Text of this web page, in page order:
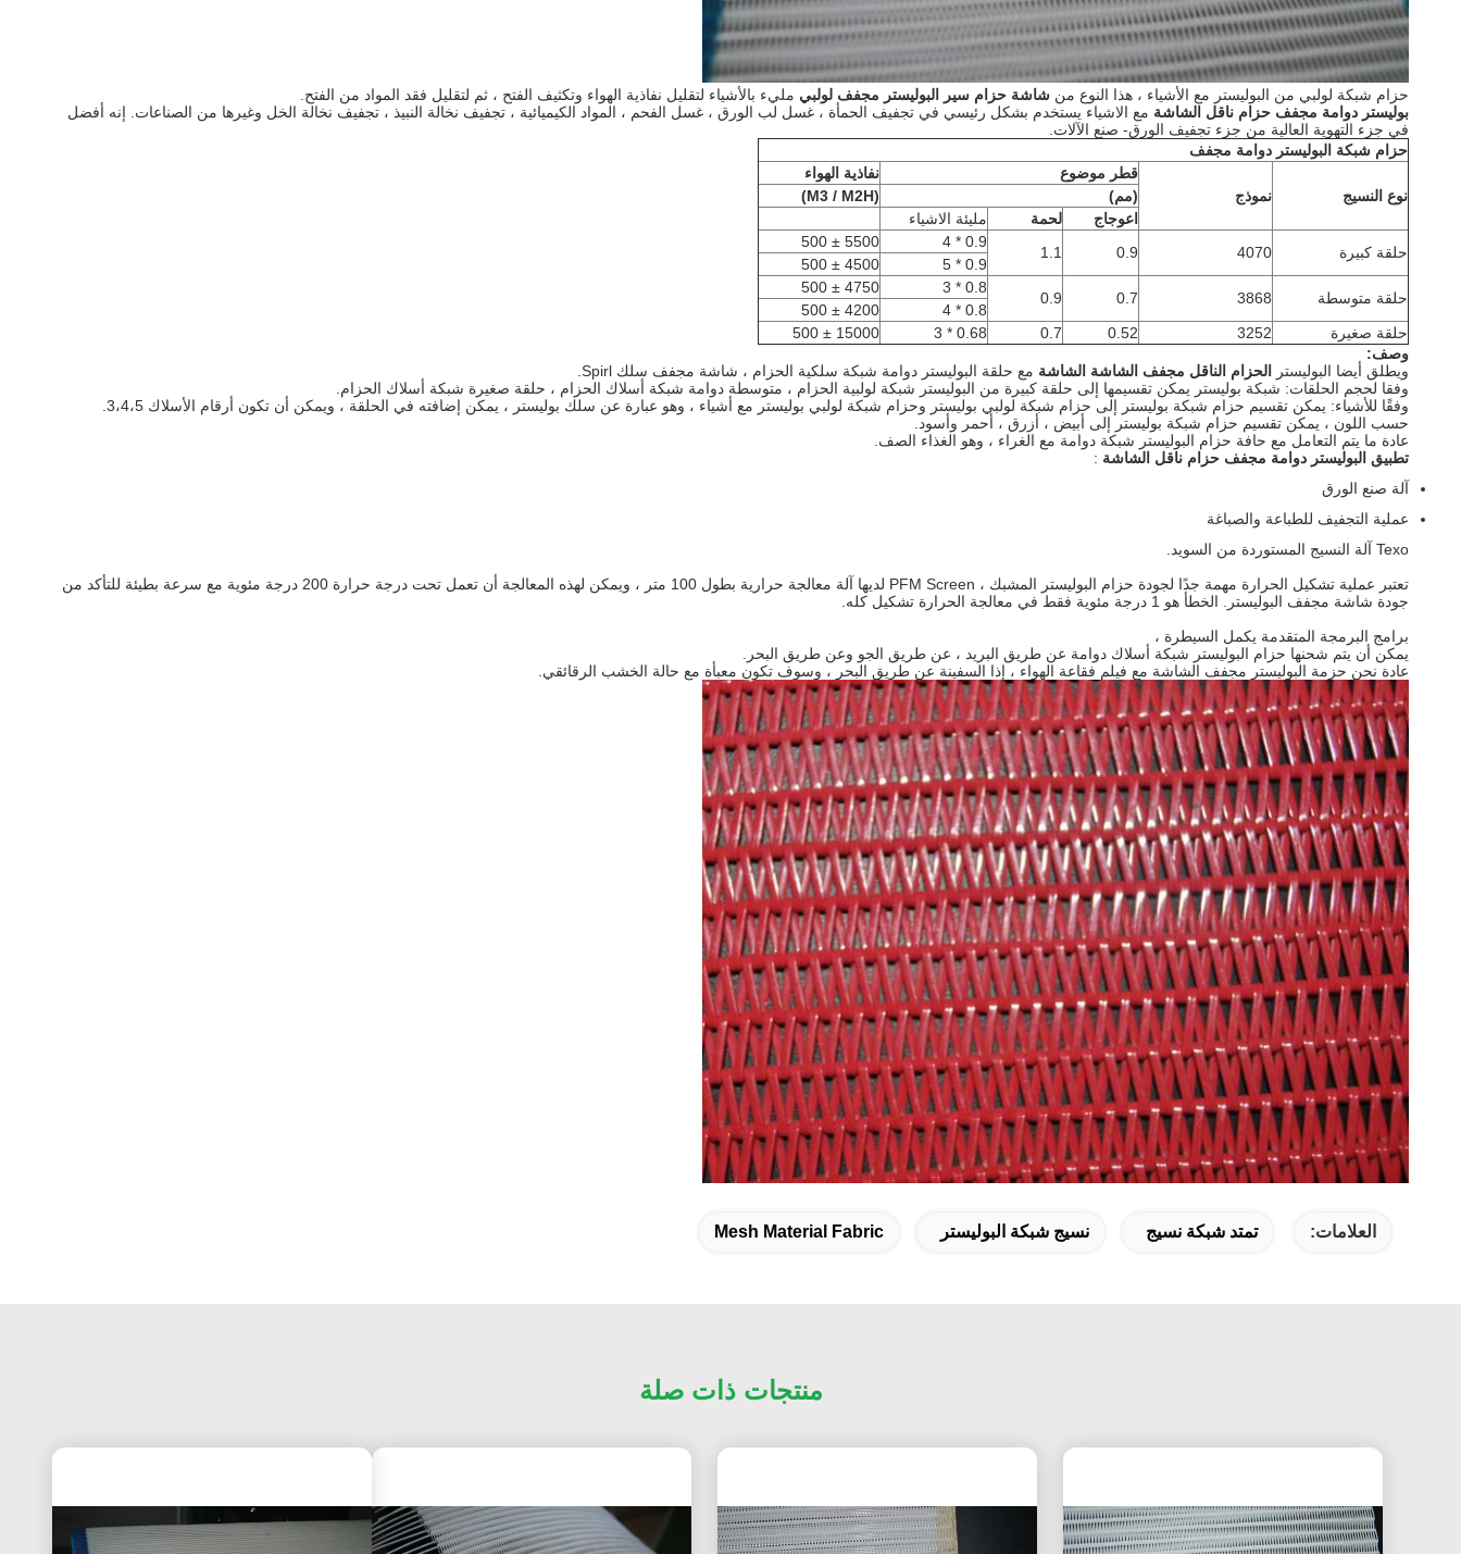
حزام شبكة لولبي من البوليستر مع الأشياء ، هذا النوع من شاشة حزام سير البوليستر مجفف لولبي مليء بالأشياء لتقليل نفاذية الهواء وتكثيف الفتح ، ثم لتقليل فقد المواد من الفتح.
بوليستر دوامة مجفف حزام ناقل الشاشة مع الاشياء يستخدم بشكل رئيسي في تجفيف الحمأة ، غسل لب الورق ، غسل الفحم ، المواد الكيميائية ، تجفيف نخالة النبيذ ، تجفيف نخالة الخل وغيرها من الصناعات. إنه أفضل
في جزء التهوية العالية من جزء تجفيف الورق- صنع الآلات.
حزام شبكة البوليستر دوامة مجفف
نوع النسيج نموذج
قطر موضوع
نفاذية الهواء
(مم)
(M3 / M2H)
اعوجاج
لحمة
مليئة الاشياء
حلقة كبيرة
4070
0.9
1.1
0.9 * 4
5500 ± 500
0.9 * 5
4500 ± 500
حلقة متوسطة
3868
0.7
0.9
0.8 * 3
4750 ± 500
0.8 * 4
4200 ± 500
حلقة صغيرة
3252
0.52
0.7
0.68 * 3
15000 ± 500
وصف:
ويطلق أيضا البوليستر
الحزام الناقل مجفف الشاشة الشاشة مع حلقة البوليستر دوامة شبكة سلكية الحزام ، شاشة مجفف سلك Spirl.
وفقا لحجم الحلقات: شبكة بوليستر يمكن تقسيمها إلى حلقة كبيرة من البوليستر شبكة لولبية الحزام ، متوسطة دوامة شبكة أسلاك الحزام ، حلقة صغيرة شبكة أسلاك الحزام.
وفقًا للأشياء: يمكن تقسيم حزام شبكة بوليستر إلى حزام شبكة لولبي بوليستر وحزام شبكة لولبي بوليستر مع أشياء ، وهو عبارة عن سلك بوليستر ، يمكن إضافته في الحلقة ، ويمكن أن تكون أرقام الأسلاك 3،4،5.
حسب اللون ، يمكن تقسيم حزام شبكة بوليستر إلى أبيض ، أزرق ، أحمر وأسود.
عادة ما يتم التعامل مع حافة حزام البوليستر شبكة دوامة مع الغراء ، وهو الغذاء الصف.
تطبيق البوليستر دوامة مجفف حزام ناقل الشاشة :
آلة صنع الورق
عملية التجفيف للطباعة والصباغة
Texo آلة النسيج المستوردة من السويد.
تعتبر عملية تشكيل الحرارة مهمة جدًا لجودة حزام البوليستر المشبك ، PFM Screen لديها آلة معالجة حرارية بطول 100 متر ، ويمكن لهذه المعالجة أن تعمل تحت درجة حرارة 200 درجة مئوية مع سرعة بطيئة للتأكد من
جودة شاشة مجفف البوليستر. الخطأ هو 1 درجة مئوية فقط في معالجة الحرارة تشكيل كله.
برامج البرمجة المتقدمة يكمل السيطرة ،
يمكن أن يتم شحنها حزام البوليستر شبكة أسلاك دوامة عن طريق البريد ، عن طريق الجو وعن طريق البحر.
عادة نحن حزمة البوليستر مجفف الشاشة مع فيلم فقاعة الهواء ، إذا السفينة عن طريق البحر ، وسوف تكون معبأة مع حالة الخشب الرقائقي.
العلامات: تمتد شبكة نسيج نسيج شبكة البوليستر Mesh Material Fabric
منتجات ذات صلة